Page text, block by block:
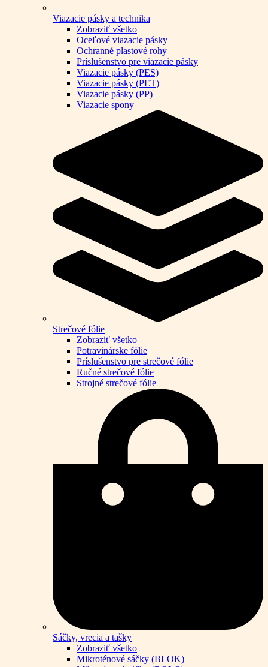
Viazacie pásky a technika
Zobraziť všetko
Oceľové viazacie pásky
Ochranné plastové rohy
Príslušenstvo pre viazacie pásky
Viazacie pásky (PES)
Viazacie pásky (PET)
Viazacie pásky (PP)
Viazacie spony
Strečové fólie
Zobraziť všetko
Potravinárske fólie
Príslušenstvo pre strečové fólie
Ručné strečové fólie
Strojné strečové fólie
Sáčky, vrecia a tašky
Zobraziť všetko
Mikroténové sáčky (BLOK)